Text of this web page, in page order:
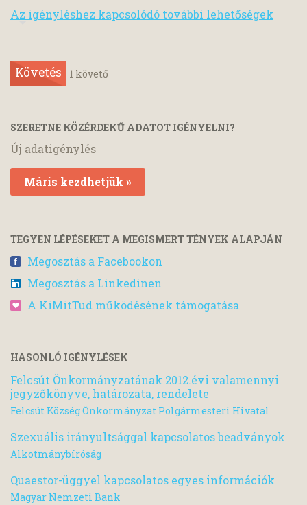
Az igényléshez kapcsolódó további lehetőségek
Követés 1 követő
SZERETNE KÖZÉRDEKŰ ADATOT IGÉNYELNI?
Új adatigénylés
Máris kezdhetjük »
TEGYEN LÉPÉSEKET A MEGISMERT TÉNYEK ALAPJÁN
Megosztás a Facebookon
Megosztás a Linkedinen
A KiMitTud működésének támogatása
HASONLÓ IGÉNYLÉSEK
Felcsút Önkormányzatának 2012.évi valamennyi
jegyzőkönyve, határozata, rendelete
Felcsút Község Önkormányzat Polgármesteri Hivatal
Szexuális irányultsággal kapcsolatos beadványok
Alkotmánybíróság
Quaestor-üggyel kapcsolatos egyes információk
Magyar Nemzeti Bank